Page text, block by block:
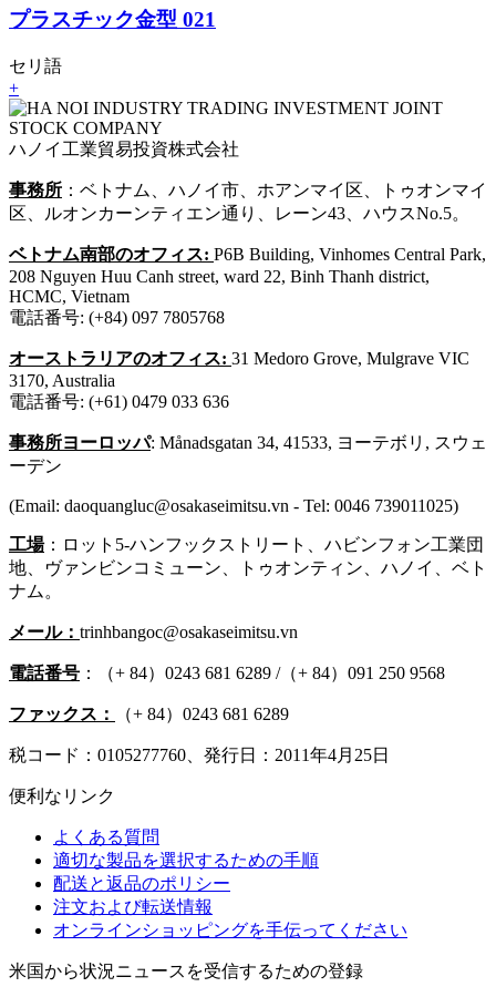
プラスチック金型 021
セリ語
+
ハノイ工業貿易投資株式会社
事務所 ：ベトナム、ハノイ市、ホアンマイ区、トゥオンマイ
区、ルオンカーンティエン通り、レーン43、ハウスNo.5。
ベトナム南部のオフィス: P6B Building, Vinhomes Central Park,
208 Nguyen Huu Canh street, ward 22, Binh Thanh district,
HCMC, Vietnam
電話番号: (+84) 097 7805768
オーストラリアのオフィス: 31 Medoro Grove, Mulgrave VIC
3170, Australia
電話番号: (+61) 0479 033 636
事務所ヨーロッパ: Månadsgatan 34, 41533, ヨーテボリ, スウェ
ーデン
(Email: daoquangluc@osakaseimitsu.vn - Tel: 0046 739011025)
工場：ロット5-ハンフックストリート、ハビンフォン工業団
地、ヴァンビンコミューン、トゥオンティン、ハノイ、ベト
ナム。
メール： trinhbangoc@osakaseimitsu.vn
電話番号 ：（+ 84）0243 681 6289 /（+ 84）091 250 9568
ファックス： （+ 84）0243 681 6289
税コード：0105277760、発行日：2011年4月25日
便利なリンク
よくある質問
適切な製品を選択するための手順
配送と返品のポリシー
注文および転送情報
オンラインショッピングを手伝ってください
米国から状況ニュースを受信するための登録